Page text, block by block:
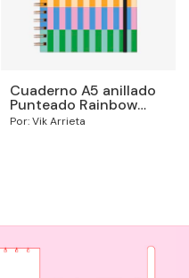
Cuaderno A5 anillado
Punteado Rainbow
Dancer
Por: Vik Arrieta